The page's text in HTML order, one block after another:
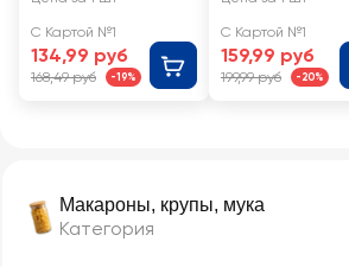
Макароны, крупы, мука
Категория
С Картой №1
134,99 руб
168,49 руб -19%
С Картой №1
159,99 руб
199,99 руб -20%